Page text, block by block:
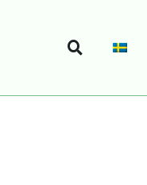
Sök